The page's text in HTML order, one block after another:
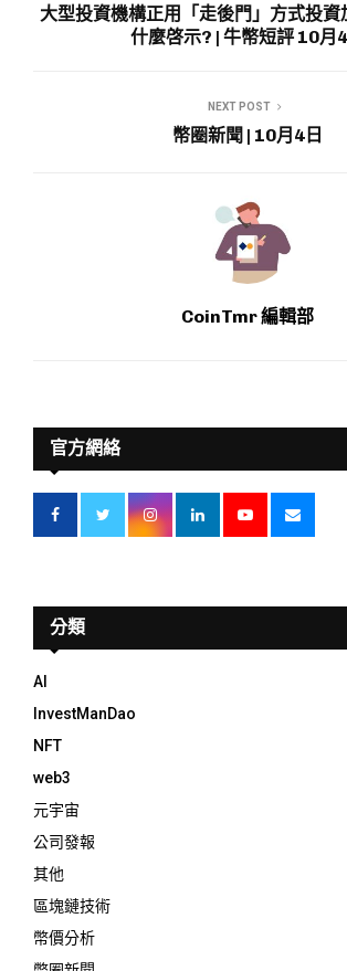
大型投資機構正用「走後門」方式投資
什麼啓示? | 牛幣短評 10月
NEXT POST
幣圈新聞 | 10月4日
CoinTmr 編輯部
官方網絡
分類
AI
InvestManDao
NFT
web3
元宇宙
公司發報
其他
區塊鏈技術
幣價分析